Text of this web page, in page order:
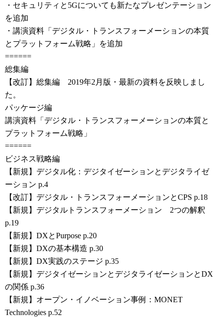
・セキュリティと5Gについても新たなプレゼンテーション
を追加
・講演資料「デジタル・トランスフォーメーションの本質
とプラットフォーム戦略」を追加
======
総集編
【改訂】総集編 2019年2月版・最新の資料を反映しまし
た。
パッケージ編
講演資料「デジタル・トランスフォーメーションの本質と
プラットフォーム戦略」
======
ビジネス戦略編
【新規】デジタル化：デジタイゼーションとデジタライゼ
ーション p.4
【改訂】デジタル・トランスフォーメーションとCPS p.18
【新規】デジタルトランスフォーメーション 2つの解釈
p.19
【新規】DXとPurpose p.20
【新規】DXの基本構造 p.30
【新規】DX実践のステージ p.35
【新規】デジタイゼーションとデジタライゼーションとDX
の関係 p.36
【新規】オープン・イノベーション事例：MONET
Technologies p.52